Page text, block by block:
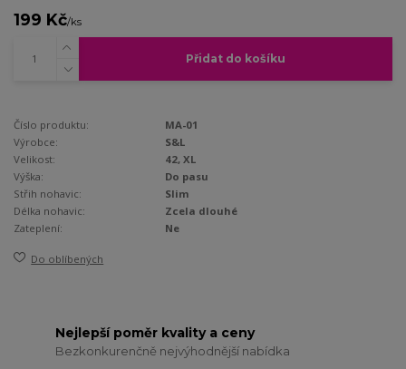
199 Kč/ks
Přidat do košíku
Číslo produktu:
MA-01
Výrobce:
S&L
Velikost:
42, XL
Výška:
Do pasu
Střih nohavic:
Slim
Délka nohavic:
Zcela dlouhé
Zateplení:
Ne
Do oblíbených
Nejlepší poměr kvality a ceny
Bezkonkurenčně nejvýhodnější nabídka